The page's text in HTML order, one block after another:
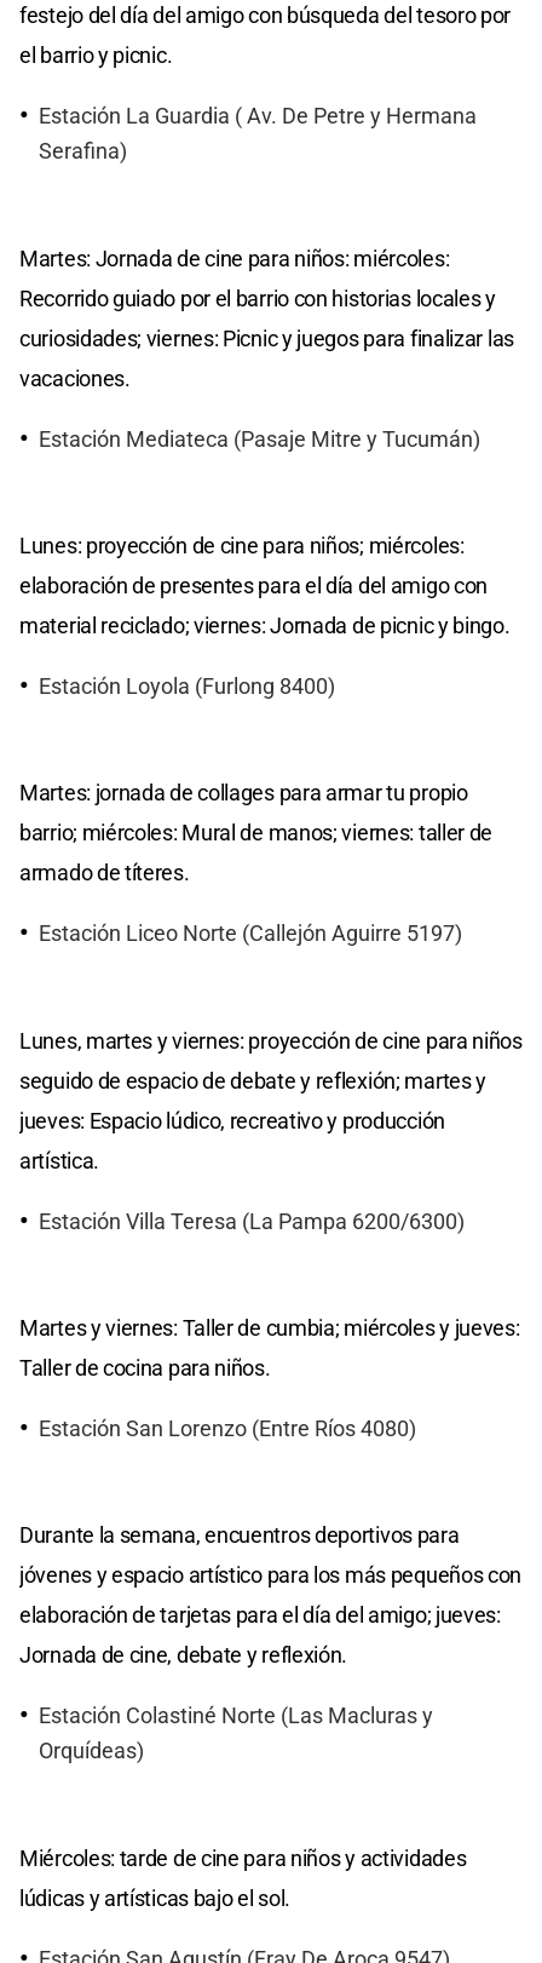
festejo del día del amigo con búsqueda del tesoro por
el barrio y picnic.
Estación La Guardia ( Av. De Petre y Hermana
Serafina)
Martes: Jornada de cine para niños: miércoles:
Recorrido guiado por el barrio con historias locales y
curiosidades; viernes: Picnic y juegos para finalizar las
vacaciones.
Estación Mediateca (Pasaje Mitre y Tucumán)
Lunes: proyección de cine para niños; miércoles:
elaboración de presentes para el día del amigo con
material reciclado; viernes: Jornada de picnic y bingo.
Estación Loyola (Furlong 8400)
Martes: jornada de collages para armar tu propio
barrio; miércoles: Mural de manos; viernes: taller de
armado de títeres.
Estación Liceo Norte (Callejón Aguirre 5197)
Lunes, martes y viernes: proyección de cine para niños
seguido de espacio de debate y reflexión; martes y
jueves: Espacio lúdico, recreativo y producción
artística.
Estación Villa Teresa (La Pampa 6200/6300)
Martes y viernes: Taller de cumbia; miércoles y jueves:
Taller de cocina para niños.
Estación San Lorenzo (Entre Ríos 4080)
Durante la semana, encuentros deportivos para
jóvenes y espacio artístico para los más pequeños con
elaboración de tarjetas para el día del amigo; jueves:
Jornada de cine, debate y reflexión.
Estación Colastiné Norte (Las Macluras y
Orquídeas)
Miércoles: tarde de cine para niños y actividades
lúdicas y artísticas bajo el sol.